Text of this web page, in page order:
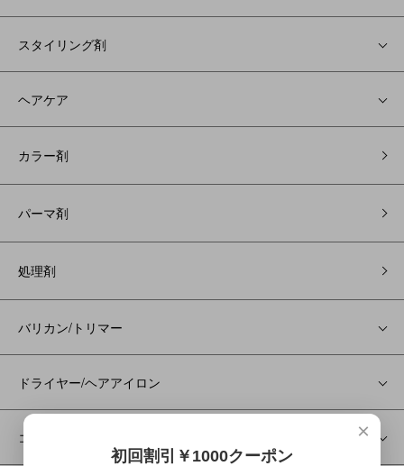
スタイリング剤
ヘアケア
カラー剤
パーマ剤
処理剤
バリカン/トリマー
ドライヤー/ヘアアイロン
コスメ ×
初回割引￥1000クーポン